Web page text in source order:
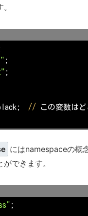
;
;
// この変数は
にはnamespaceの概
できます。
;